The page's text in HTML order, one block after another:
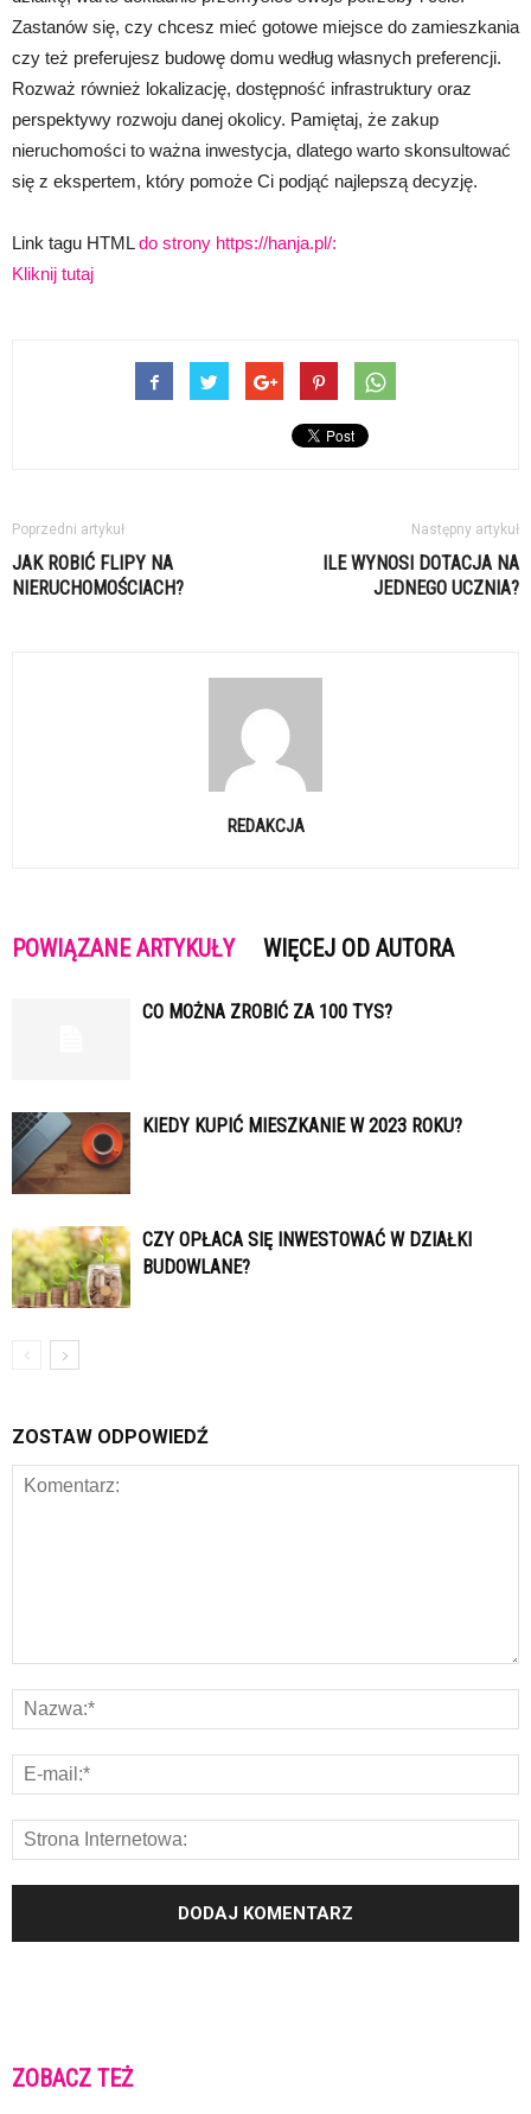
Zastanów się, czy chcesz mieć gotowe miejsce do zamieszkania
czy też preferujesz budowę domu według własnych preferencji.
Rozważ również lokalizację, dostępność infrastruktury oraz
perspektywy rozwoju danej okolicy. Pamiętaj, że zakup
nieruchomości to ważna inwestycja, dlatego warto skonsultować
się z ekspertem, który pomoże Ci podjąć najlepszą decyzję.
Link tagu HTMLdo strony https://hanja.pl/:
Kliknij tutaj
Poprzedni artykuł
JAK ROBIĆ FLIPY NA
NIERUCHOMOŚCIACH?
Następny artykuł
ILE WYNOSI DOTACJA NA
JEDNEGO UCZNIA?
REDAKCJA
POWIĄZANE ARTYKUŁY WIĘCEJ OD AUTORA
CO MOŻNA ZROBIĆ ZA 100 TYS?
KIEDY KUPIĆ MIESZKANIE W 2023 ROKU?
CZY OPŁACA SIĘ INWESTOWAĆ W DZIAŁKI
BUDOWLANE?
ZOSTAW ODPOWIEDŹ
ZOBACZ TEŻ